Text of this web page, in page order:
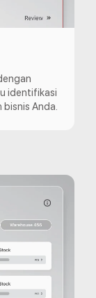
identifikasi
Anda.